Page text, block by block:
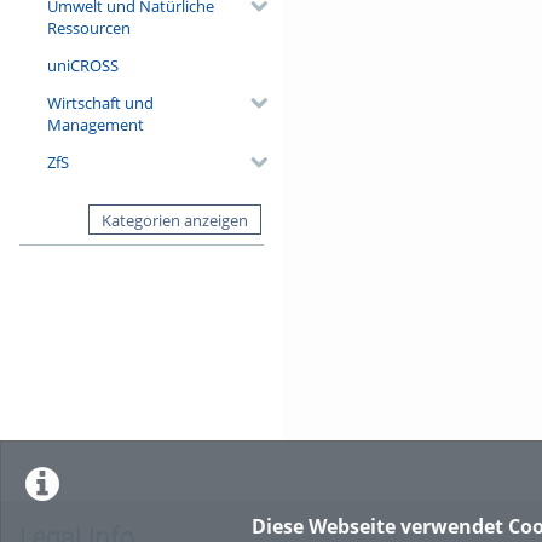
Diese Webseite verwendet
Umwelt und Natürliche
Ressourcen
uniCROSS
Wirtschaft und
Management
ZfS
Kategorien anzeigen